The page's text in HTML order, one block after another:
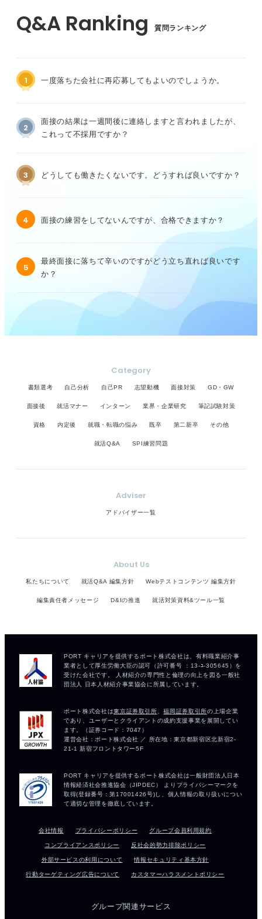
質問ランキング
1 一度落ちた会社に再応募してもよいのでしょうか。
2
面接の結果は一週間後に連絡しますと言われましたが、
これって不採用ですか？
3 どうしても働きたくないです。どうすれば良いですか？
4 面接の練習をしてないんですが、合格できますか？
5
最終面接に落ちて辛いのですがどう立ち直れば良いです
か？
Category
書類選考 自己分析 自己PR 志望動機 面接対策 GD・GW
面接後 就活マナー インターン 業界・企業研究 筆記試験対策
資格 内定後 就職・転職の悩み 既卒 第二新卒 その他
就活Q&A SPI練習問題
Adviser
アドバイザー一覧
About Us
私たちについて 就活Q&A 編集方針 Webテストコンテンツ 編集方針
編集責任者メッセージ D&Iの推進 就活対策資料&ツール一覧
会社情報 プライバシーポリシー グループ会員利用規約
コンプライアンスポリシー 反社会的勢力排除ポリシー
外部サービスの利用について 情報セキュリティ基本方針
行動ターゲティング広告について カスタマーハラスメントポリシー